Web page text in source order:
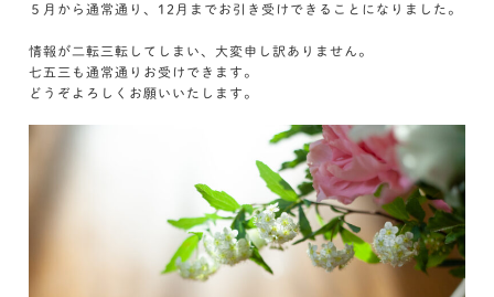
５月から通常通り、12月までお引き受けできることになりました。
情報が二転三転してしまい、大変申し訳ありません。
七五三も通常通りお受けできます。
どうぞよろしくお願いいたします。